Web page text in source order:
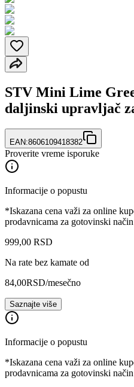
STV Mini Lime
daljinski upravljač
EAN:8606109418382
Proverite vreme isporuke
Informacije o popustu
*Iskazana cena važi za online
prodavnicama za gotovinski
999,00 RSD
Na rate bez kamate od
84,00RSD/mesečno
Saznajte više
Informacije o popustu
*Iskazana cena važi za online
prodavnicama za gotovinski